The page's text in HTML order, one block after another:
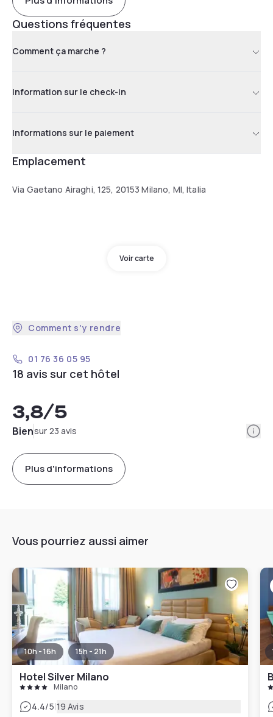
Questions fréquentes
Comment ça marche ?
Information sur le check-in
Informations sur le paiement
Emplacement
Via Gaetano Airaghi, 125, 20153 Milano, MI, Italia
Voir carte
Comment s'y rendre
01 76 36 05 95
18 avis sur cet hôtel
3,8/5
Biensur 23 avis
Plus d'informations
Vous pourriez aussi aimer
10h - 16h 15h - 21h
Hotel Silver Milano
Milano
4.4/5|19 Avis